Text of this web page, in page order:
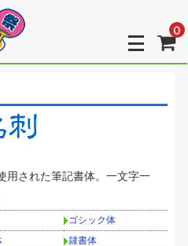
0
用された筆記書体。一文字一
ゴシック体
隷書体